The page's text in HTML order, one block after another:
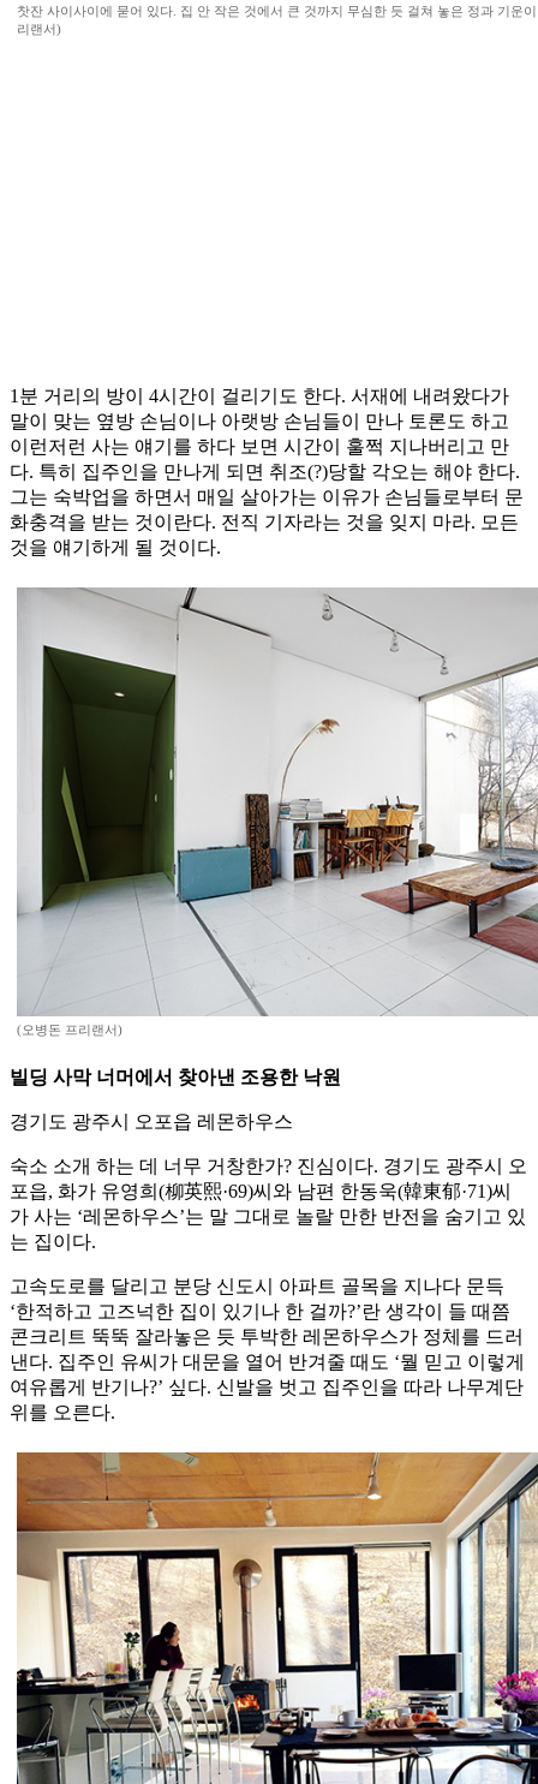
찻잔 사이사이에 묻어 있다. 집 안 작은 것에서 큰 것까지 무심한 듯 걸쳐 놓은 정과 기운
리랜서)
1분 거리의 방이 4시간이 걸리기도 한다. 서재에 내려왔다가
말이 맞는 옆방 손님이나 아랫방 손님들이 만나 토론도 하고
이런저런 사는 얘기를 하다 보면 시간이 훌쩍 지나버리고 만
다. 특히 집주인을 만나게 되면 취조(?)당할 각오는 해야 한다.
그는 숙박업을 하면서 매일 살아가는 이유가 손님들로부터 문
화충격을 받는 것이란다. 전직 기자라는 것을 잊지 마라. 모든
것을 얘기하게 될 것이다.
(오병돈 프리랜서)
빌딩 사막 너머에서 찾아낸 조용한 낙원
경기도 광주시 오포읍 레몬하우스
숙소 소개 하는 데 너무 거창한가? 진심이다. 경기도 광주시 오
포읍, 화가 유영희(柳英熙·69)씨와 남편 한동욱(韓東郁·71)씨
가 사는 ‘레몬하우스’는 말 그대로 놀랄 만한 반전을 숨기고 있
는 집이다.
고속도로를 달리고 분당 신도시 아파트 골목을 지나다 문득
‘한적하고 고즈넉한 집이 있기나 한 걸까?’란 생각이 들 때쯤
콘크리트 뚝뚝 잘라놓은 듯 투박한 레몬하우스가 정체를 드러
낸다. 집주인 유씨가 대문을 열어 반겨줄 때도 ‘뭘 믿고 이렇게
여유롭게 반기나?’ 싶다. 신발을 벗고 집주인을 따라 나무계단
위를 오른다.